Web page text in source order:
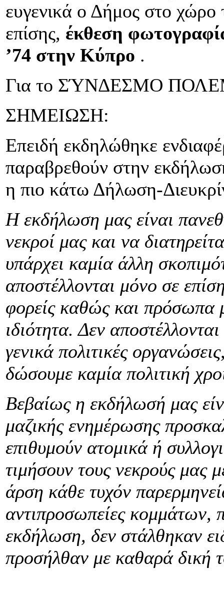
ευγενικά ο Δήμος στο
επίσης, έκθεση
’74 στην Κύπρο .
Για το ΣΎΝΔΕΣΜΟ
ΣΗΜΕΙΩΣΗ:
Επειδή εκδηλώθηκε
παραβρεθούν στην
η πιο κάτω Δήλωση-
Η εκδήλωση μας είναι
νεκροί μας και να
υπάρχει καμία άλλη
αποστέλλονται μόνο σε
φορείς καθώς και πρόσωπα
ιδιότητα. Δεν
γενικά πολιτικές
δώσουμε καμία πολιτική
Βεβαίως η εκδήλωσή μας
μαζικής ενημέρωσης
επιθυμούν ατομικά ή
τιμήσουν τους νεκρούς
άρση κάθε τυχόν
αντιπροσωπείες κομμάτων,
εκδήλωση, δεν στάλθηκαν
προσήλθαν με καθαρά δική